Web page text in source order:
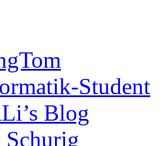
Student
Blog
Schurig